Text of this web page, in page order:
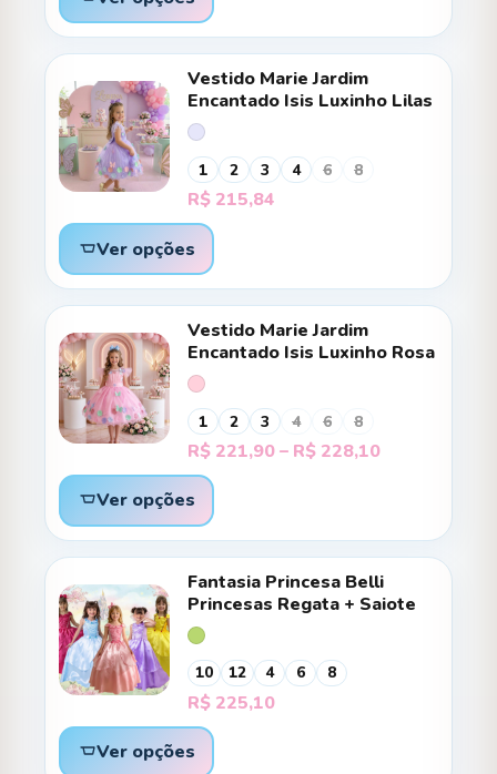
Vestido Marie Jardim
Encantado Isis Luxinho Lilas
1 2 3 4 6 8
R$ 215,84
Ver opções
Vestido Marie Jardim
Encantado Isis Luxinho Rosa
1 2 3 4 6 8
R$ 221,90– R$ 228,10Faixa
R$ 221,90
através
R$ 228,10
Ver opções
Fantasia Princesa Belli
Princesas Regata + Saiote
10 12 4 6 8
R$ 225,10
Ver opções